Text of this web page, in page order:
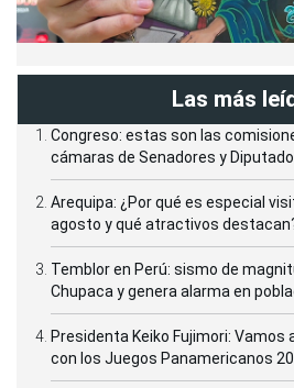
Las más
Congreso: estas son las
cámaras de Senadores y
Arequipa: ¿Por qué es especial
agosto y qué atractivos
Temblor en Perú: sismo de
Chupaca y genera alarma en
Presidenta Keiko Fujimori: Vamos
con los Juegos Panamericanos